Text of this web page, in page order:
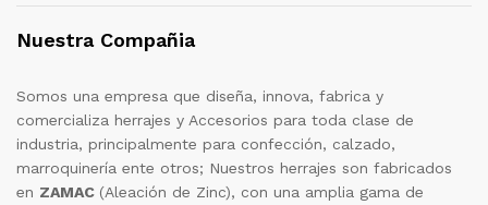
Nuestra Compañia
Somos una empresa que diseña, innova, fabrica y
comercializa herrajes y Accesorios para toda clase de
industria, principalmente para confección, calzado,
marroquinería ente otros; Nuestros herrajes son fabricados
en ZAMAC (Aleación de Zinc), con una amplia gama de